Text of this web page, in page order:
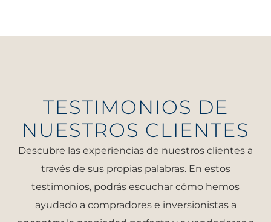
TESTIMONIOS DE
NUESTROS CLIENTES
Descubre las experiencias de nuestros clientes a
través de sus propias palabras. En estos
testimonios, podrás escuchar cómo hemos
ayudado a compradores e inversionistas a